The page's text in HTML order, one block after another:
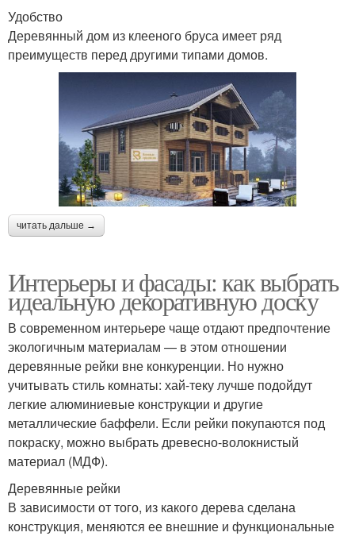
Удобство
Деревянный дом из клееного бруса имеет ряд
преимуществ перед другими типами домов.
читать дальше →
Интерьеры и фасады: как выбрать
идеальную декоративную доску
В современном интерьере чаще отдают предпочтение
экологичным материалам — в этом отношении
деревянные рейки вне конкуренции. Но нужно
учитывать стиль комнаты: хай-теку лучше подойдут
легкие алюминиевые конструкции и другие
металлические баффели. Если рейки покупаются под
покраску, можно выбрать древесно-волокнистый
материал (МДФ).
Деревянные рейки
В зависимости от того, из какого дерева сделана
конструкция, меняются ее внешние и функциональные